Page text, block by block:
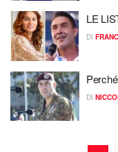
LE
DI
DI